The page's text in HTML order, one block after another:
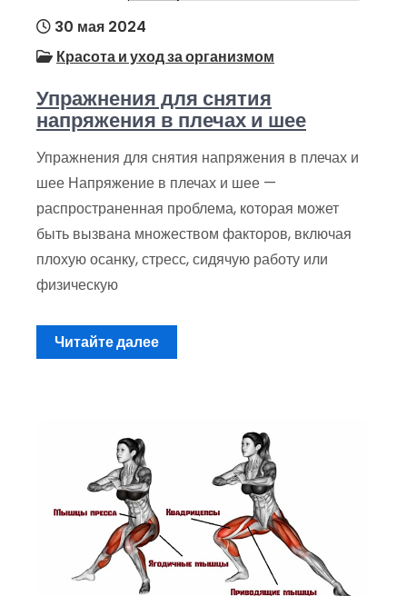
30 мая 2024
Красота и уход за организмом
Упражнения для снятия
напряжения в плечах и шее
Упражнения для снятия напряжения в плечах и
шее Напряжение в плечах и шее —
распространенная проблема, которая может
быть вызвана множеством факторов, включая
плохую осанку, стресс, сидячую работу или
физическую
Читайте далее